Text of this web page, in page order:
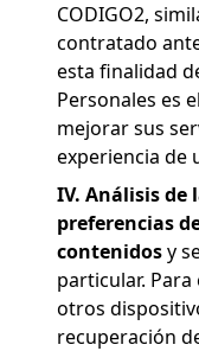
CODIGO2,
contratado
esta finalidad
Personales es
mejorar sus
experiencia de
IV. Análisis de
preferencias
contenidosy
particular. Para
otros
recuperación